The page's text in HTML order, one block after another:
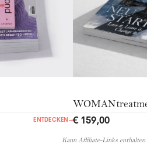
ENTDECKEN →€ 159,00
Kann Affiliate-Links enthalten.